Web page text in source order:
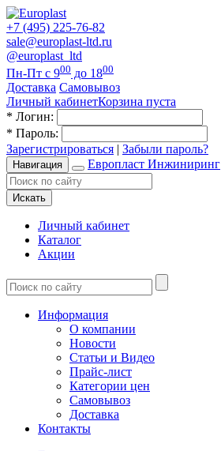
+7 (495) 225-76-82
sale@europlast-ltd.ru
@europlast_ltd
Пн-Пт с 900 до 1800
Доставка Самовывоз
Личный кабинетКорзина пуста
* Логин:
* Пароль:
Зарегистрироваться | Забыли пароль?
Навигация Европласт Инжиниринг
Искать
Личный кабинет
Каталог
Акции
Информация
О компании
Новости
Статьи и Видео
Прайс-лист
Категории цен
Самовывоз
Доставка
Контакты